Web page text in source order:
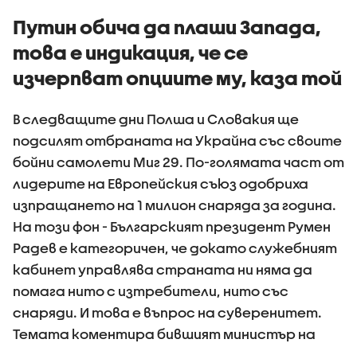
Путин обича да плаши Запада,
това е индикация, че се
изчерпват опциите му, каза той
В следващите дни Полша и Словакия ще
подсилят отбраната на Украйна със своите
бойни самолети Миг 29. По-голямата част от
лидерите на Европейския съюз одобриха
изпращането на 1 милион снаряда за година.
На този фон - Българският президент Румен
Радев е категоричен, че докато служебният
кабинет управлява страната ни няма да
помага нито с изтребители, нито със
снаряди. И това е въпрос на суверенитет.
Темата коментира бившият министър на